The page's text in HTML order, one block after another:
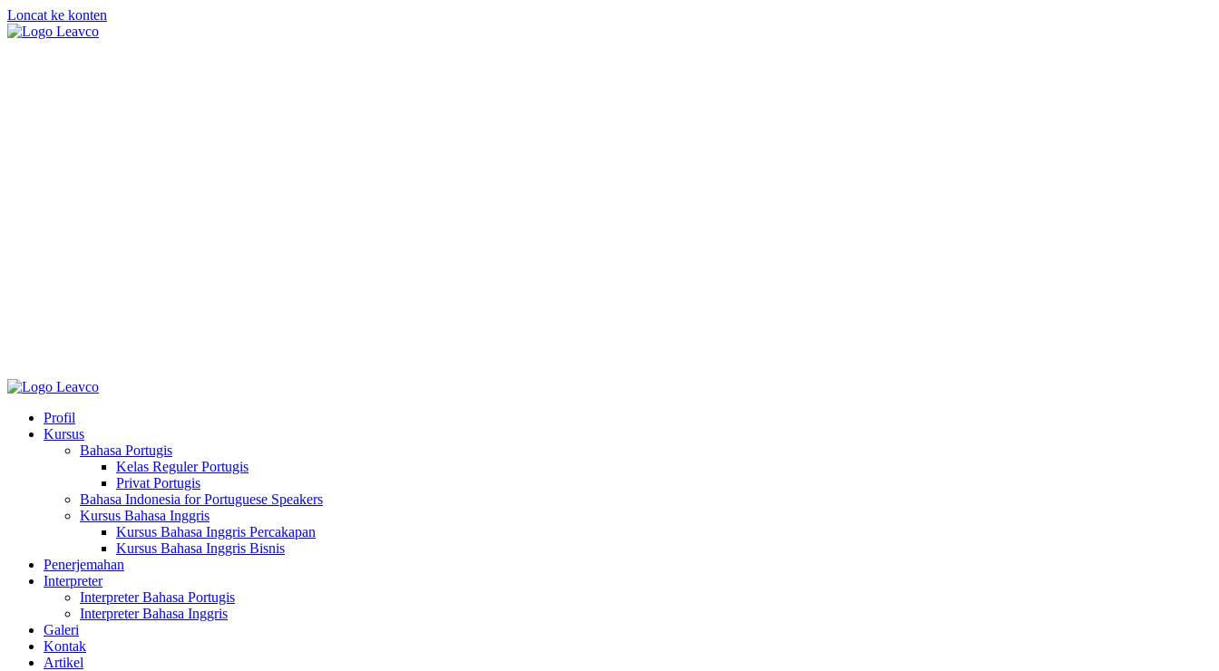
Loncat ke konten
Profil
Kursus
Bahasa Portugis
Kelas Reguler Portugis
Privat Portugis
Bahasa Indonesia for Portuguese Speakers
Kursus Bahasa Inggris
Kursus Bahasa Inggris Percakapan
Kursus Bahasa Inggris Bisnis
Penerjemahan
Interpreter
Interpreter Bahasa Portugis
Interpreter Bahasa Inggris
Galeri
Kontak
Artikel